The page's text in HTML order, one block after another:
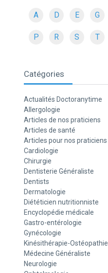
A D E G
P R S T
Catégories
Actualités Doctoranytime
Allergologie
Articles de nos praticiens
Articles de santé
Articles pour nos praticiens
Cardiologie
Chirurgie
Dentisterie Généraliste
Dentists
Dermatologie
Diététicien nutritionniste
Encyclopédie médicale
Gastro-entérologie
Gynécologie
Kinésithérapie-Ostéopathie
Médecine Généraliste
Neurologie